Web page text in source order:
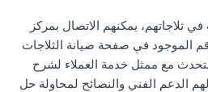
ثلاجاتهم، يمكنهم الاتصال بمركز
الموجود في صفحة صيانة الثلاجات
مع ممثل خدمة العملاء لشرح
الدعم الفني والنصائح لمحاولة حل